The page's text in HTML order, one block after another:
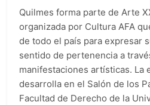
Quilmes forma parte de Arte
organizada por Cultura AFA
de todo el país para expresar
sentido de pertenencia a
manifestaciones artísticas. La
desarrolla en el Salón de los
Facultad de Derecho de la